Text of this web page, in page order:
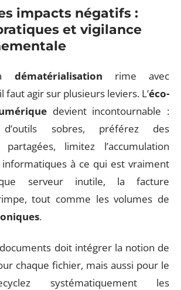
impacts négatifs :
et vigilance
dématérialisation rime avec
faut agir sur plusieurs leviers. L’éco-
devient incontournable :
d’outils sobres, préférez des
partagées, limitez l’accumulation
informatiques à ce qui est vraiment
serveur inutile, la facture
tout comme les volumes de
.
doit intégrer la notion de
chaque fichier, mais aussi pour le
systématiquement les